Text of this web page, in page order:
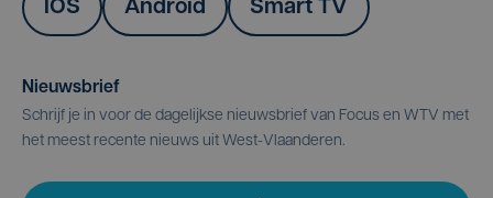
IOS Android Smart TV
Nieuwsbrief
Schrijf je in voor de dagelijkse nieuwsbrief van Focus en WTV met
het meest recente nieuws uit West-Vlaanderen.